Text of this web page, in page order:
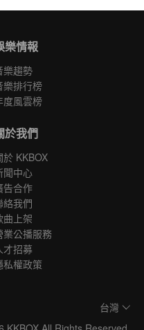
樂情報
樂趨勢
樂排行榜
度風雲榜
於我們
於 KKBOX
聞中心
告合作
絡我們
曲上架
業公播服務
才招募
私權政策
台灣